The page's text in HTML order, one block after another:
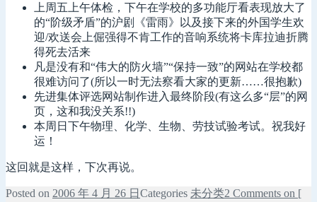
上周五上午体检，下午在学校的多功能厅看表现放大了
的“阶级矛盾”的沪剧《雷雨》以及接下来的外国学生欢
迎/欢送会上倔强得不肯工作的音响系统将卡库拉迪折腾
得死去活来
凡是没有和“伟大的防火墙”“保持一致”的网站在学校都
很难访问了(所以一时无法察看大家的更新……很抱歉)
先进集体评选网站制作进入最终阶段(有这么多“层”的网
页，这和我没关系!!)
本周日下午物理、化学、生物、劳技试验考试。祝我好
运！
这回就是这样，下次再说。
Posted on 2006 年 4 月 26 日 Categories 未分类2 Comments on [